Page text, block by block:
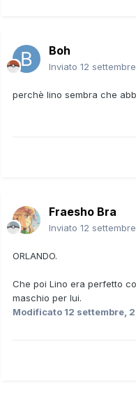
Boh
Inviato 12
perchè lino sembra che
Fraesho Bra
Inviato 12
ORLANDO.
Che poi Lino era perfetto
maschio per lui.
Modificato 12 settembre,